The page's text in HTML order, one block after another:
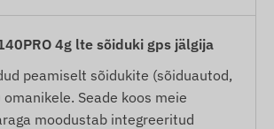
4g lte sõiduki gps jälgija
peamiselt sõidukite (sõiduautod,
Seade koos meie
moodustab integreeritud